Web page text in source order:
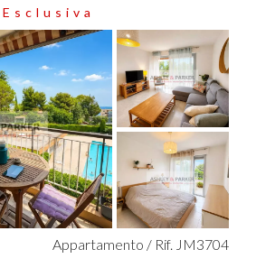
Esclusiva
Appartamento / Rif. JM3704